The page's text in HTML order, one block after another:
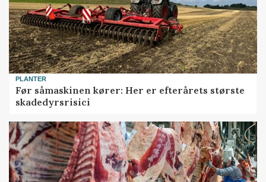
PLANTER
Før såmaskinen kører: Her er efterårets største
skadedyrsrisici